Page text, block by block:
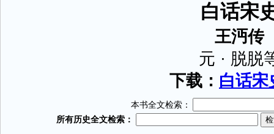
白话宋
王沔传
元 · 脱脱
下载： 白话
本书全文检索：